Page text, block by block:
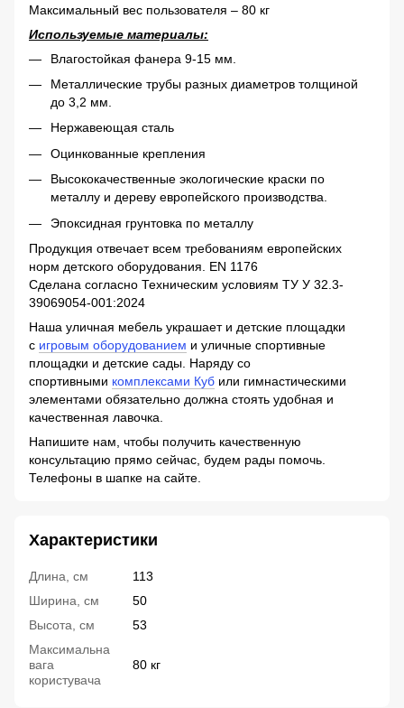
Максимальный вес пользователя – 80 кг
Используемые материалы:
Влагостойкая фанера 9-15 мм.
Металлические трубы разных диаметров толщиной
до 3,2 мм.
Нержавеющая сталь
Оцинкованные крепления
Высококачественные экологические краски по
металлу и дереву европейского производства.
Эпоксидная грунтовка по металлу
Продукция отвечает всем требованиям европейских
норм детского оборудования. EN 1176
Сделана согласно Техническим условиям ТУ У 32.3-
39069054-001:2024
Наша уличная мебель украшает и детские площадки
с игровым оборудованием и уличные спортивные
площадки и детские сады. Наряду со
спортивными комплексами Куб или гимнастическими
элементами обязательно должна стоять удобная и
качественная лавочка.
Напишите нам, чтобы получить качественную
консультацию прямо сейчас, будем рады помочь.
Телефоны в шапке на сайте.
Характеристики
Длина, см
113
Ширина, см
50
Высота, см
53
Максимальна
вага
користувача
80 кг